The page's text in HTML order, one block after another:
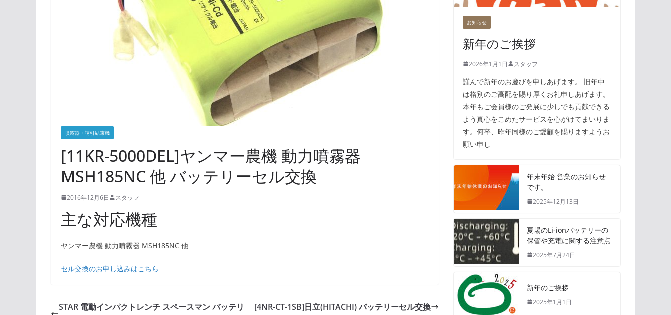
噴霧器・誘引結束機
[11KR-5000DEL]ヤンマー農機 動力噴霧器
MSH185NC 他 バッテリーセル交換
2016年12月6日 スタッフ
主な対応機種
ヤンマー農機 動力噴霧器 MSH185NC 他
セル交換のお申し込みはこちら
STAR 電動インパクトレンチ スペースマン バッテリ
[4NR-CT-1SB]日立(HITACHI) バッテリーセル交換
お知らせ
新年のご挨拶
2026年1月1日 スタッフ
謹んで新年のお慶びを申しあげます。 旧年中
は格別のご高配を賜り厚くお礼申しあげます。
本年もご会員様のご発展に少しでも貢献できる
よう真心をこめたサービスを心がけてまいりま
す。何卒、昨年同様のご愛顧を賜りますようお
願い申し
年末年始 営業のお知らせ
です。
2025年12月13日
夏場のLi-ionバッテリーの
保管や充電に関する注意点
2025年7月24日
新年のご挨拶
2025年1月1日